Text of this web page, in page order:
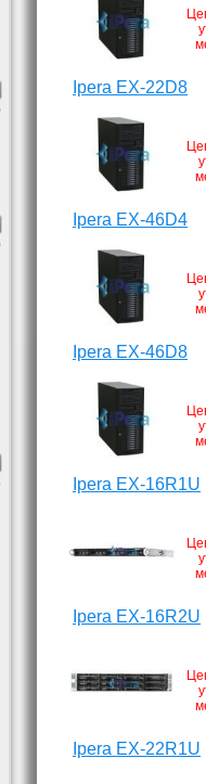
Ipera EX-22D8
Ipera EX-46D4
Ipera EX-46D8
Ipera EX-16R1U
Ipera EX-16R2U
Ipera EX-22R1U